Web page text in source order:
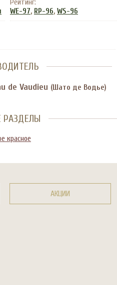
Рейтинг:
WE-97, RP-96, WS-96
de Vaudieu (Шато де Водье)
РАЗДЕЛЫ
красное
АКЦИИ